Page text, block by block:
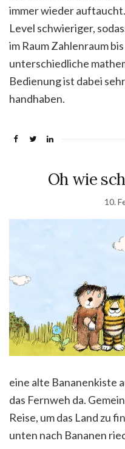
immer wieder
Level schwieriger,
im Raum Zahlenraum
unterschiedliche
Bedienung ist dabei
handhaben.
Oh wie
10.
eine alte Bananenkiste
das Fernweh da.
Reise, um das Land zu
unten nach Bananen